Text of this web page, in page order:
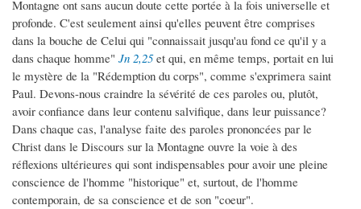
Montagne ont sans aucun doute cette portée à la fois universelle et
profonde. C'est seulement ainsi qu'elles peuvent être comprises
dans la bouche de Celui qui "connaissait jusqu'au fond ce qu'il y a
dans chaque homme" Jn 2,25et qui, en même temps, portait en lui
le mystère de la "Rédemption du corps", comme s'exprimera saint
Paul. Devons-nous craindre la sévérité de ces paroles ou, plutôt,
avoir confiance dans leur contenu salvifique, dans leur puissance?
Dans chaque cas, l'analyse faite des paroles prononcées par le
Christ dans le Discours sur la Montagne ouvre la voie à des
réflexions ultérieures qui sont indispensables pour avoir une pleine
conscience de l'homme "historique" et, surtout, de l'homme
contemporain, de sa conscience et de son "coeur".